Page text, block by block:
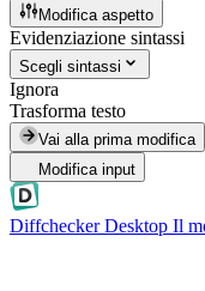
Modifica aspetto
Evidenziazione sintassi
Scegli sintassi
Ignora
Trasforma testo
Vai alla prima modifica
Modifica input
Diffchecker Desktop Il